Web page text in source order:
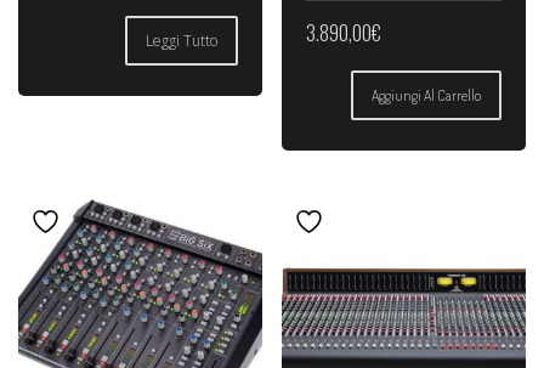
Leggi Tutto 3.890,00€
Aggiungi Al Carrello